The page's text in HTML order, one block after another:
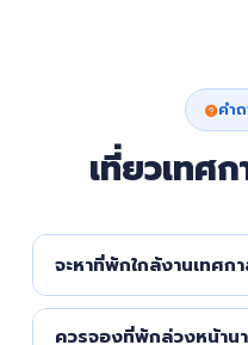
คำ
เที่ยวเทศก
จะหาที่พักใกล้งานเทศก
ค้นหาผ่านแอป Haadoo โ
กรุงเทพ เชียงใหม่ หรือทัก
ควรจองที่พักล่วงหน้าน